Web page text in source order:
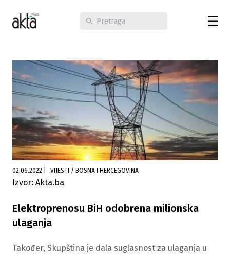
02.06.2022 VIJESTI / BOSNA I HERCEGOVINA
Izvor: Akta.ba
Elektroprenosu BiH odobrena milionska
ulaganja
Također, Skupština je dala suglasnost za ulaganja u